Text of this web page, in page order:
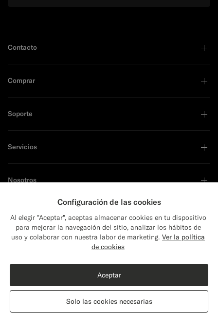
Comprar el look
Gabardina azul marino
Contacto
Comprar
Soporte
Servicios
Nosotros
Líder en sostenibilidad
Configuración de las cookies
Al elegir "Aceptar", aceptas almacenar cookies en tu dispositivo
para mejorar la navegación del sitio, analizar los hábitos de
uso y colaborar con nuestra labor de marketing. Ver la política
de cookies
Solo las cookies necesarias
Aceptar